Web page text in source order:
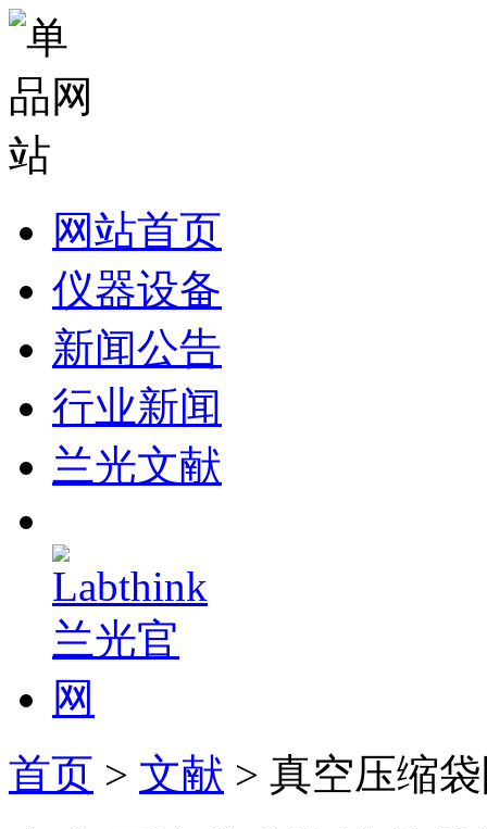
网站首页
仪器设备
新闻公告
行业新闻
兰光文献
首页 > 文献 > 真空压缩